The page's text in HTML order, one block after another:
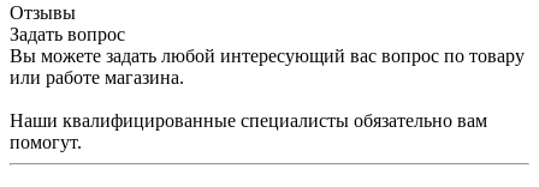
Отзывы
Задать вопрос
Вы можете задать любой интересующий вас вопрос по товару
или работе магазина.
Наши квалифицированные специалисты обязательно вам
помогут.